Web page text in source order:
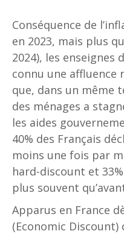
Conséquence de
en 2023, mais plus
2024), les
connu une affluence
que, dans un même
des ménages a
les aides
40% des Français
moins une fois par
hard-discount et
plus souvent
Apparus en France
(Economic